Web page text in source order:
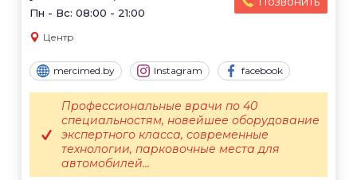
Пн - Вс: 08:00 - 21:00
Центр
mercimed.by Instagram facebook
Профессиональные врачи по 40
специальностям, новейшее оборудование
экспертного класса, современные
технологии, парковочные места для
автомобилей...